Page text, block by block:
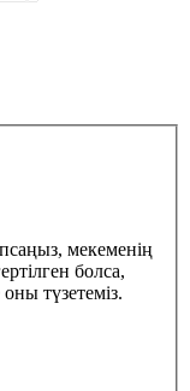
мекеменің
болса,
түзетеміз.